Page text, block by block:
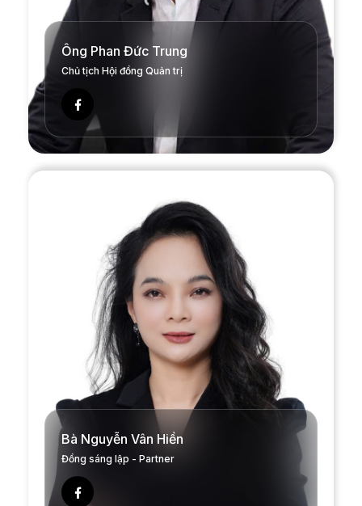
Ông Phan Đức Trung
Chủ tịch Hội đồng Quản trị
Bà Nguyễn Vân Hiền
Đồng sáng lập - Partner